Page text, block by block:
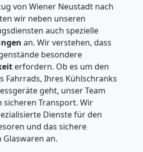
von Wiener Neustadt nach
wir neben unseren
auch spezielle
an. Wir verstehen, dass
besondere
erfordern. Ob es um den
Fahrrads, Ihres Kühlschranks
geht, unser Team
Transport. Wir
Dienste für den
und das sichere
Glaswaren an.